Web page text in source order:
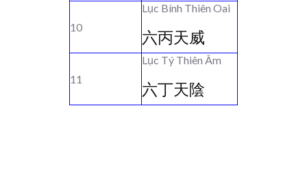
10
Lục Bính Thiên Oai
六丙天威
11
Lục Tý Thiên Âm
六丁天陰